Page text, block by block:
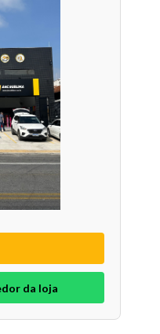
da loja